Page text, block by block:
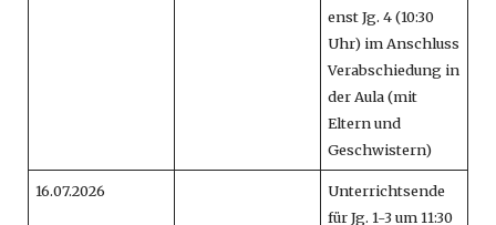
enst Jg. 4 (10:30
Uhr) im Anschluss
Verabschiedung in
der Aula (mit
Eltern und
Geschwistern)
16.07.2026
Unterrichtsende
für Jg. 1-3 um 11:30